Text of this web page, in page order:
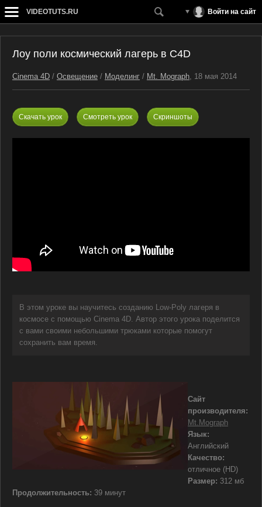
VIDEOTUTS.RU Войти на сайт
Лоу поли космический лагерь в C4D
Cinema 4D / Освещение / Моделинг / Mt. Mograph, 18 мая 2014
Скачать урок Смотреть урок Скриншоты
В этом уроке вы научитесь созданию Low-Poly лагеря в
космосе с помощью Cinema 4D. Автор этого урока поделится
с вами своими небольшими трюками которые помогут
сохранить вам время.
Сайт
производителя:
Mt.Mograph
Язык:
Английский
Качество:
отличное (HD)
Размер: 312 мб
Продолжительность: 39 минут